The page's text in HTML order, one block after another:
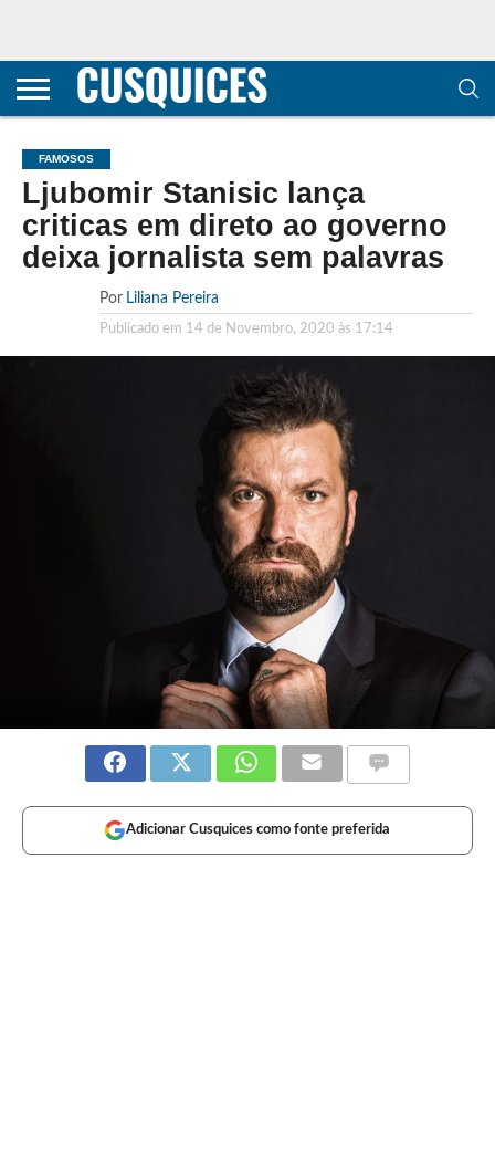
CONTACTOS
HOME
POLÍTICA DE
E COOKIES
SOBRE
TERMOS E
TRANSPARÊNCIA
METODOLOGIA
FAMOSOS
Ljubomir Stanisic lança
criticas em direto ao governo
deixa jornalista sem palavras
Por Liliana Pereira
Publicado em 14 de Novembro, 2020 às 17:14
Adicionar Cusquices como fonte preferida